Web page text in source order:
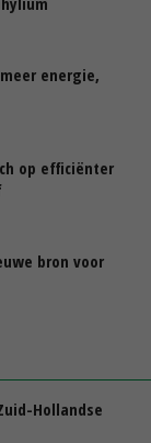
energie,
op efficiënter
bron voor
Hollandse